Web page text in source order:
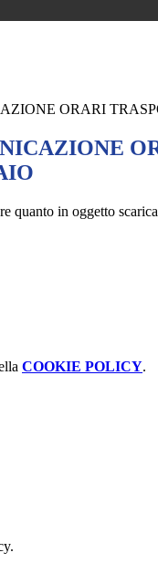
ORARI
quanto in oggetto
COOKIE POLICY.